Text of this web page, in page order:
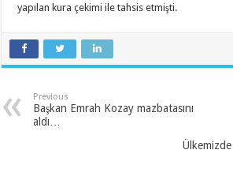
yapılan kura çekimi ile tahsis etmişti.
Previous
Başkan Emrah Kozay mazbatasını
aldı…